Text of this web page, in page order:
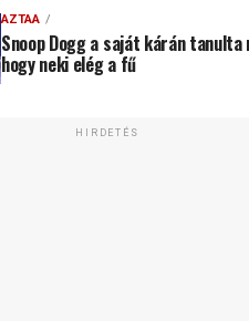
AZTAA
Snoop Dogg a saját kárán tanulta
hogy neki elég a fű
HIRDETÉS